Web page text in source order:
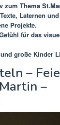
zum Thema
Laternen
Projekte.
für das
große Kinder
–
–